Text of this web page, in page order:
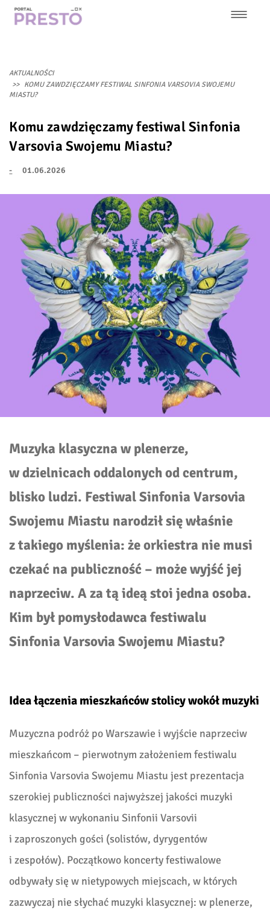
Przejdź
nawigacja
AKTUALNOŚCI
KOMU ZAWDZIĘCZAMY FESTIWAL SINFONIA VARSOVIA SWOJEMU
MIASTU?
Komu zawdzięczamy festiwal Sinfonia
Varsovia Swojemu Miastu?
- 01.06.2026
Muzyka klasyczna w plenerze,
w dzielnicach oddalonych od centrum,
blisko ludzi. Festiwal Sinfonia Varsovia
Swojemu Miastu narodził się właśnie
z takiego myślenia: że orkiestra nie musi
czekać na publiczność – może wyjść jej
naprzeciw. A za tą ideą stoi jedna osoba.
Kim był pomysłodawca festiwalu
Sinfonia Varsovia Swojemu Miastu?
Idea łączenia mieszkańców stolicy wokół muzyki
Muzyczna podróż po Warszawie i wyjście naprzeciw
mieszkańcom – pierwotnym założeniem festiwalu
Sinfonia Varsovia Swojemu Miastu jest prezentacja
szerokiej publiczności najwyższej jakości muzyki
klasycznej w wykonaniu Sinfonii Varsovii
i zaproszonych gości (solistów, dyrygentów
i zespołów). Początkowo koncerty festiwalowe
odbywały się w nietypowych miejscach, w których
zazwyczaj nie słychać muzyki klasycznej: w plenerze,